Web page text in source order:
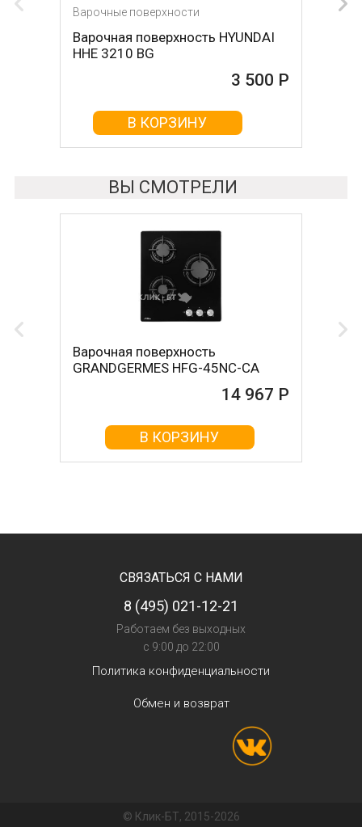
Варочные поверхности
Варочная поверхность HYUNDAI
HHE 3210 BG
3 500 Р
В КОРЗИНУ
Варочные поверхности
Варочная поверхность DARINA
1T17 BGС 341 12 B
3 680 Р
В КОРЗИНУ
ВЫ СМОТРЕЛИ
Варочная поверхность
GRANDGERMES HFG-45NC-CA
14 967 Р
В КОРЗИНУ
СВЯЗАТЬСЯ С НАМИ
8 (495) 021-12-21
Работаем без выходных
с 9:00 до 22:00
Политика конфиденциальности
Обмен и возврат
© Клик-БТ, 2015-2026